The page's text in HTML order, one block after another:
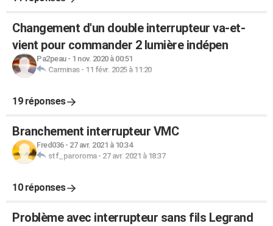
Changement d'un double interrupteur va-et-
vient pour commander 2 lumière indépen
Pa2peau- 1 nov. 2020 à 00:51
Carminas- 11 févr. 2025 à 11:20
19 réponses
Branchement interrupteur VMC
Fred036- 27 avr. 2021 à 10:34
stf_paroroma- 27 avr. 2021 à 18:37
10 réponses
Problème avec interrupteur sans fils Legrand